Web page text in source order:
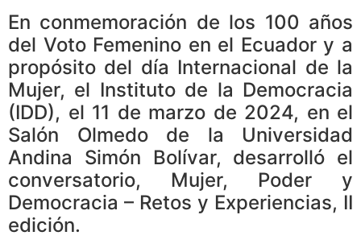
En conmemoración de los 100 años
del Voto Femenino en el Ecuador y a
propósito del día Internacional de la
Mujer, el Instituto de la Democracia
(IDD), el 11 de marzo de 2024, en el
Salón Olmedo de la Universidad
Andina Simón Bolívar, desarrolló el
conversatorio, Mujer, Poder y
Democracia – Retos y Experiencias, II
edición.